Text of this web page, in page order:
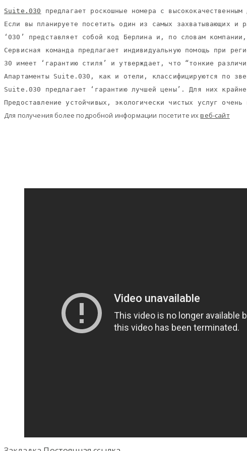
Suite.030 предлагает роскошные номера с
Если вы планируете посетить один из самых захватывающих
‘030’ представляет собой код Берлина и, по словам
Сервисная команда предлагает индивидуальную помощь при
30 имеет ‘гарантию стиля’ и утверждает, что “тонкие
Апартаменты Suite.030, как и отели, классифицируются по
Suite.030 предлагает ‘гарантию лучшей цены’. Для них
Для получения более подробной информации посетите ихвеб-сайт